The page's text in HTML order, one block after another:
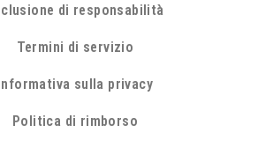
di responsabilità
Termini di servizio
sulla privacy
Politica di rimborso